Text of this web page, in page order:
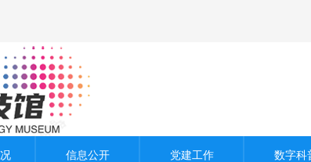
信息公开 党建工作 数字科